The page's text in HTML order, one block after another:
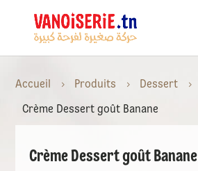
Accueil 5 Produits 5 Dessert 5
Crème Dessert goût Banane
Crème Dessert goût Banane